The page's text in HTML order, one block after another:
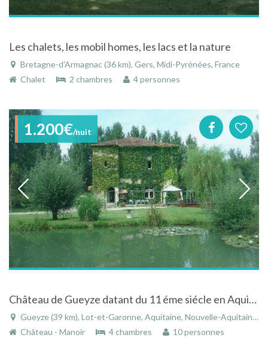
Les chalets, les mobil homes, les lacs et la nature
Bretagne-d'Armagnac (36 km), Gers, Midi-Pyrénées, France
Chalet
2 chambres 4 personnes
1.200€/nuit
Château de Gueyze datant du 11 éme siécle en Aquitaine
Gueyze (39 km), Lot-et-Garonne, Aquitaine, Nouvelle-Aquitaine, France
Château - Manoir
4 chambres 10 personnes